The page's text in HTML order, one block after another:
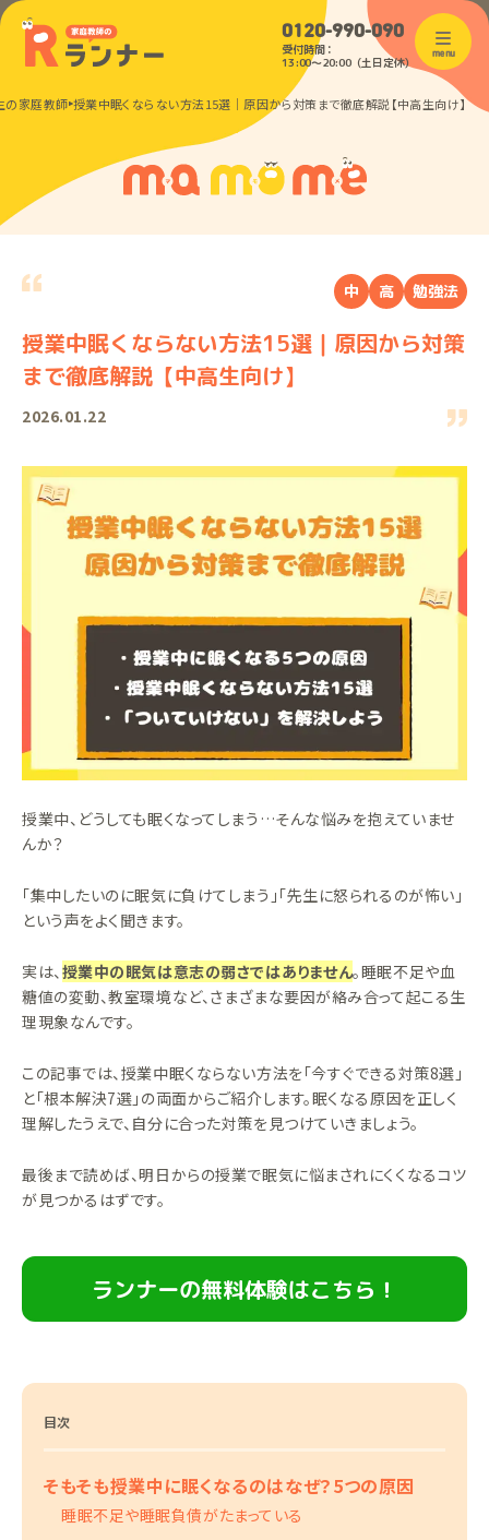
0120-990-090
受付時間：
13:00〜20:00（土日定休）
menu
の家庭教師 授業中眠くならない方法15選｜原因から対策まで徹底解説【中高生向け】
中 高 勉強法
授業中眠くならない方法15選｜原因から対策
まで徹底解説【中高生向け】
2026.01.22
授業中、どうしても眠くなってしまう…そんな悩みを抱えていませ
んか？
「集中したいのに眠気に負けてしまう」「先生に怒られるのが怖い」
という声をよく聞きます。
実は、授業中の眠気は意志の弱さではありません。睡眠不足や血
糖値の変動、教室環境など、さまざまな要因が絡み合って起こる生
理現象なんです。
この記事では、授業中眠くならない方法を「今すぐできる対策8選」
と「根本解決7選」の両面からご紹介します。眠くなる原因を正しく
理解したうえで、自分に合った対策を見つけていきましょう。
最後まで読めば、明日からの授業で眠気に悩まされにくくなるコツ
が見つかるはずです。
ランナーの無料体験はこちら！
目次
そもそも授業中に眠くなるのはなぜ？5つの原因
睡眠不足や睡眠負債がたまっている